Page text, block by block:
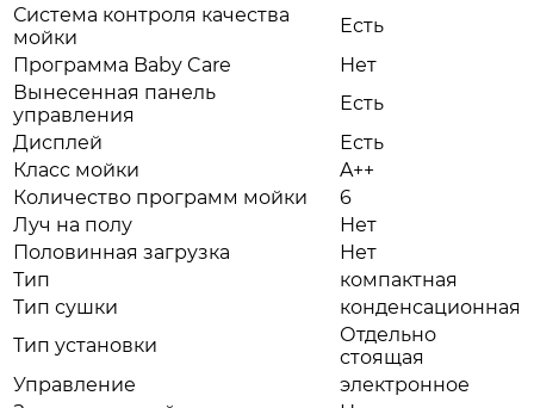
Система контроля качества
мойки
Есть
Программа Baby Care
Нет
Вынесенная панель
управления
Есть
Дисплей
Есть
Класс мойки
A++
Количество программ мойки
6
Луч на полу
Нет
Половинная загрузка
Нет
Тип
компактная
Тип сушки
конденсационная
Тип установки
Отдельно
стоящая
Управление
электронное